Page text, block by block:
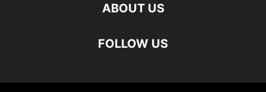
ABOUT US
FOLLOW US